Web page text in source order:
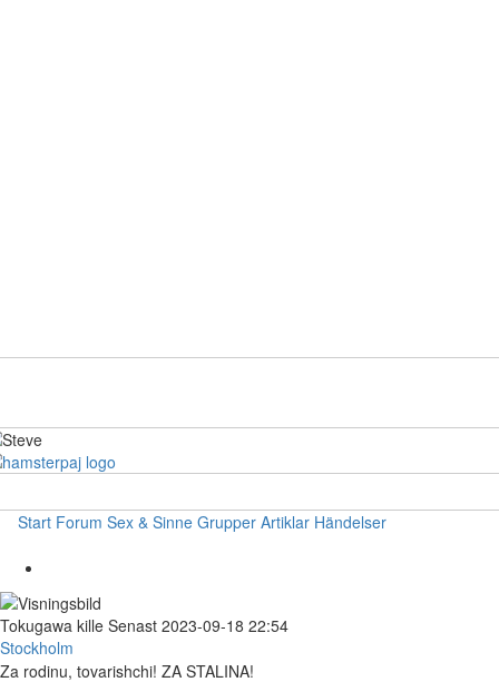
Start Forum Sex & Sinne Grupper Artiklar Händelser
Tokugawa kille Senast 2023-09-18 22:54
Stockholm
Za rodinu, tovarishchi! ZA STALINA!